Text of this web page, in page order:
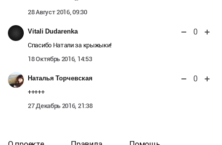
28 Август 2016, 09:30
Vitali Dudarenka 0
Спасибо Натали за крыжыки!
18 Октябрь 2016, 14:53
Наталья Торчевская 0
+++++
27 Декабрь 2016, 21:38